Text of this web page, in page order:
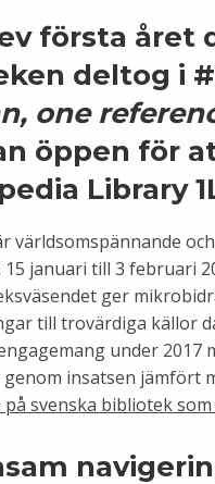
första året
deltog i
one
öppen för
världsomspännande
15 januari till 3 februari
ger
till trovärdiga källor
under 2017
insatsen jämfört
svenska bibliotek